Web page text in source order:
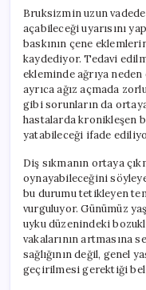
Bruksizmin uzun
açabileceği uyarısını
baskının çene
kaydediyor. Tedavi
ekleminde ağrıya
ayrıca ağız açmada
gibi sorunların da
hastalarda kronikleşen
yatabileceği ifade
Diş sıkmanın ortaya
oynayabileceğini
bu durumu tetikleyen
vurguluyor. Günümüz
uyku düzenindeki
vakalarının artmasına
sağlığının değil, genel
geçirilmesi gerektiği